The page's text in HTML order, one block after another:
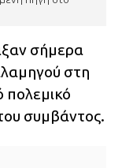
σήμερα
στη
συμβάντος.